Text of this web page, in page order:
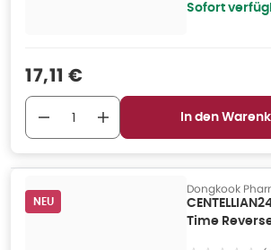
Sofort
Verkaufspreis
17,11 €
In den
NEU
Dongkook
Time Reverse